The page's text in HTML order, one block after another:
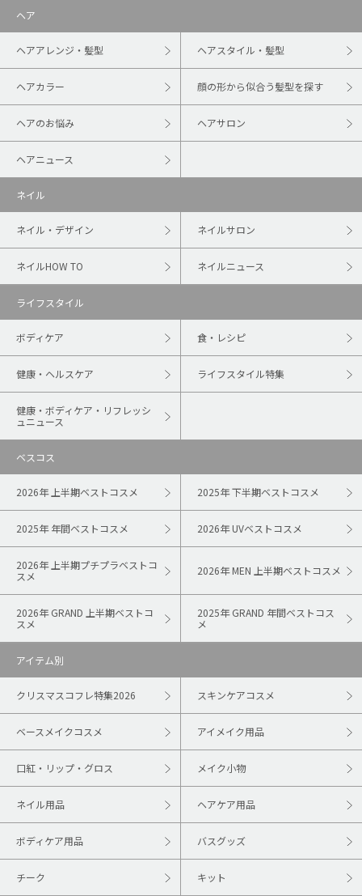
ヘア
ヘアアレンジ・髪型 ヘアスタイル・髪型
ヘアカラー 顔の形から似合う髪型を探す
ヘアのお悩み ヘアサロン
ヘアニュース
ネイル
ネイル・デザイン ネイルサロン
ネイルHOW TO ネイルニュース
ライフスタイル
ボディケア 食・レシピ
健康・ヘルスケア ライフスタイル特集
健康・ボディケア・リフレッシ
ュニュース
ベスコス
2026年 上半期ベストコスメ 2025年 下半期ベストコスメ
2025年 年間ベストコスメ 2026年 UVベストコスメ
2026年 上半期プチプラベストコ
スメ
2026年 MEN 上半期ベストコスメ
2026年 GRAND 上半期ベストコ
スメ
2025年 GRAND 年間ベストコス
メ
アイテム別
クリスマスコフレ特集2026 スキンケアコスメ
ベースメイクコスメ アイメイク用品
口紅・リップ・グロス メイク小物
ネイル用品 ヘアケア用品
ボディケア用品 バスグッズ
チーク キット